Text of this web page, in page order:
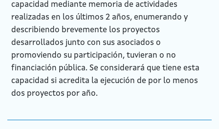
capacidad mediante memoria de actividades
realizadas en los últimos 2 años, enumerando y
describiendo brevemente los proyectos
desarrollados junto con sus asociados o
promoviendo su participación, tuvieran o no
financiación pública. Se considerará que tiene esta
capacidad si acredita la ejecución de por lo menos
dos proyectos por año.